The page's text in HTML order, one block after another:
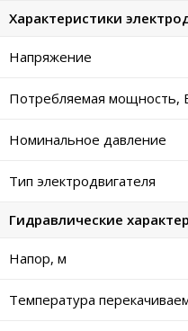
Характеристики
Напряжение
Потребляемая мощность,
Номинальное давление
Тип электродвигателя
Гидравлические
Напор, м
Температура